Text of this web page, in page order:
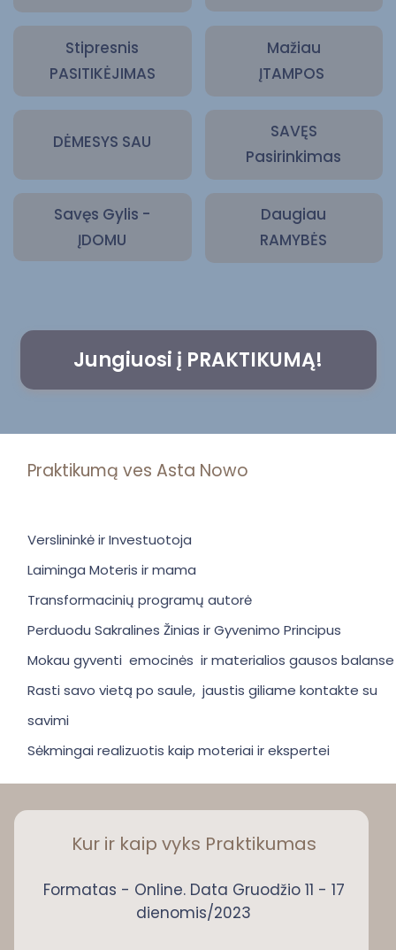
Stipresnis
PASITIKĖJIMAS
Mažiau
ĮTAMPOS
DĖMESYS SAU
SAVĘS
Pasirinkimas
Savęs Gylis -
ĮDOMU
Daugiau
RAMYBĖS
Jungiuosi į PRAKTIKUMĄ!
Praktikumą ves Asta Nowo
Verslininkė ir Investuotoja
Laiminga Moteris ir mama
Transformacinių programų autorė
Perduodu Sakralines Žinias ir Gyvenimo Principus
Mokau gyventi emocinės ir materialios gausos balanse
Rasti savo vietą po saule, jaustis giliame kontakte su
savimi
Sėkmingai realizuotis kaip moteriai ir ekspertei
Kur ir kaip vyks Praktikumas
Formatas - Online. Data Gruodžio 11 - 17
dienomis/2023